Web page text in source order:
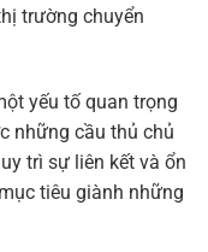
trường chuyển
yếu tố quan trọng
những cầu thủ chủ
trì sự liên kết và ổn
tiêu giành những